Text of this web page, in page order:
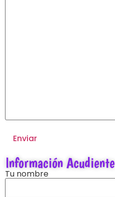
Información Acudiente
Tu nombre